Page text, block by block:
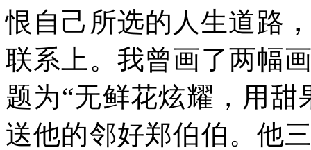
恨自己所选的人生道路
联系上。我曾画了两幅
题为“无鲜花炫耀，用
送他的邻好郑伯伯。他